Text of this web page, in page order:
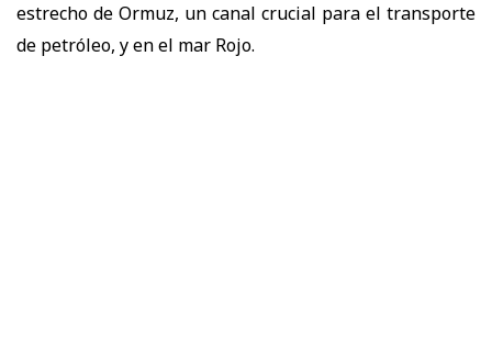
estrecho de Ormuz, un canal crucial para el transporte
de petróleo, y en el mar Rojo.